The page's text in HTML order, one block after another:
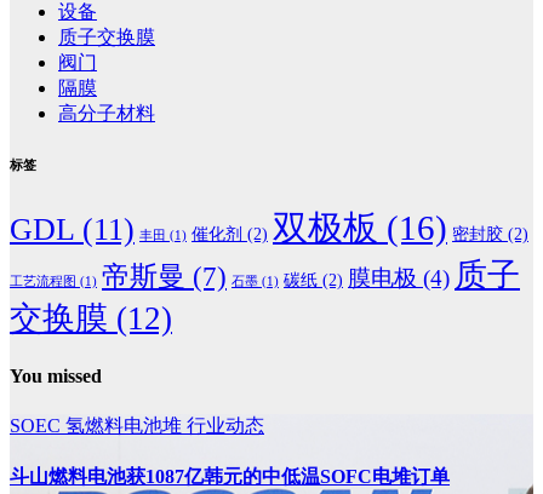
设备
质子交换膜
阀门
隔膜
高分子材料
标签
GDL (11) 丰田 (1) 催化剂 (2) 双极板 (16) 密封胶 (2)
工艺流程图 (1) 帝斯曼 (7) 石墨 (1) 碳纸 (2) 膜电极 (4) 质子
交换膜 (12)
You missed
SOEC 氢燃料电池堆 行业动态
斗山燃料电池获1087亿韩元的中低温SOFC电堆订单